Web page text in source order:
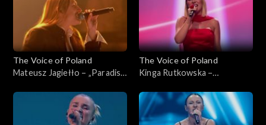
The Voice of Poland
Mateusz Jagiełło – „Paradise
Live 1, 8 listopada 2025
The Voice of Poland
Kinga Rutkowska –
„The Voice of Poland”, Live 1,
8 listopada 2025